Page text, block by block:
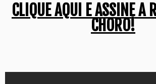
CLIQUE AQUI E ASSINE A
CHORO!